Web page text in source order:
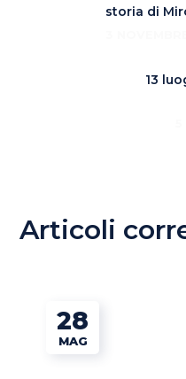
storia di
13
Articoli
28
MAG